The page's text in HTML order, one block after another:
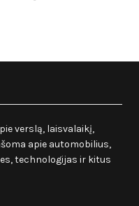
verslą, laisvalaikį,
apie automobilius,
technologijas ir kitus